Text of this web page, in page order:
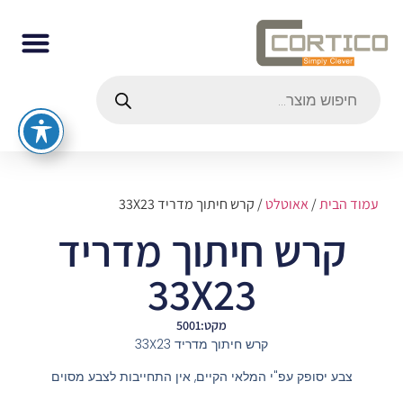
עמוד הבית/אאוטלט/ קרש חיתוך מדריד 33X23
קרש חיתוך מדריד
33X23
מקט:5001
קרש חיתוך מדריד 33X23
צבע יסופק עפ"י המלאי הקיים, אין התחייבות לצבע מסוים